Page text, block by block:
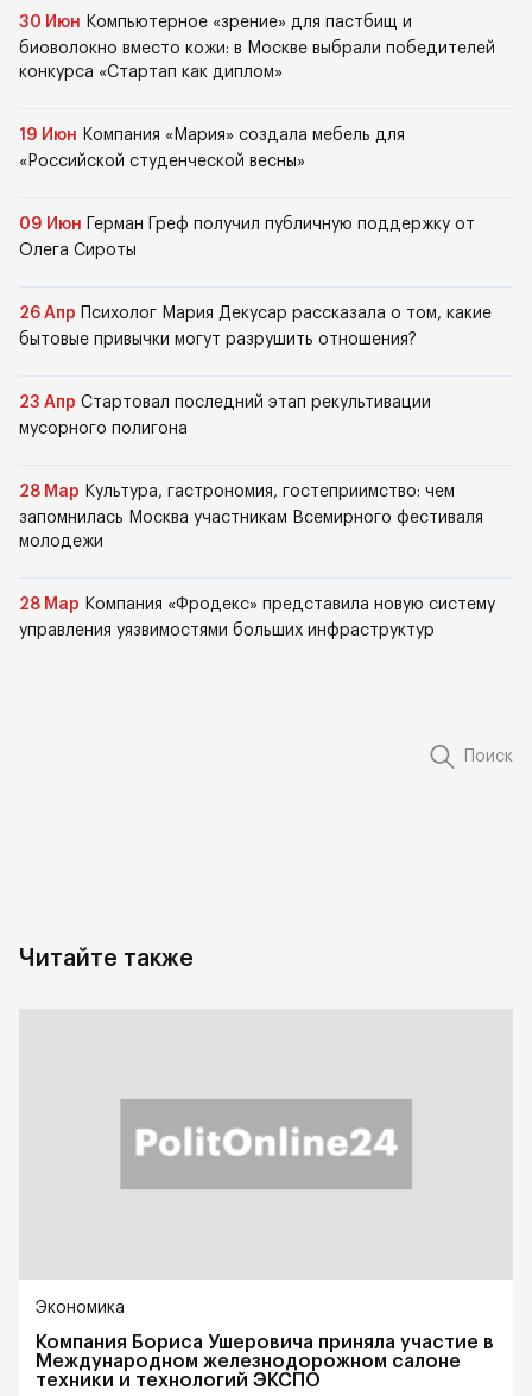
30 Июн Компьютерное «зрение» для пастбищ и
биоволокно вместо кожи: в Москве выбрали победителей
конкурса «Стартап как диплом»
19 Июн Компания «Мария» создала мебель для
«Российской студенческой весны»
09 Июн
Герман Греф получил публичную поддержку от
Олега Сироты
26 Апр
Психолог Мария Декусар рассказала о том, какие
бытовые привычки могут разрушить отношения?
23 Апр Стартовал последний этап рекультивации
мусорного полигона
28 Мар Культура, гастрономия, гостеприимство: чем
запомнилась Москва участникам Всемирного фестиваля
молодежи
28 Мар Компания «Фродекс» представила новую систему
управления уязвимостями больших инфраструктур
Поиск
Читайте также
Экономика
Компания Бориса Ушеровича приняла участие в
Международном железнодорожном салоне
техники и технологий ЭКСПО